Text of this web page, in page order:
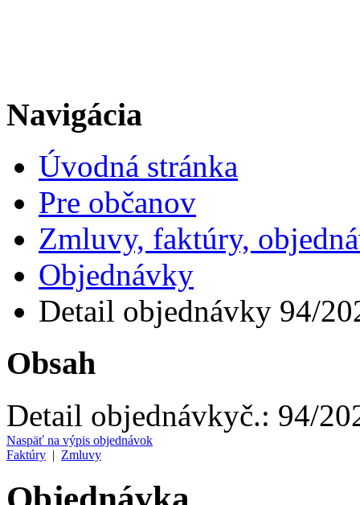
Navigácia
Úvodná stránka
Pre občanov
Zmluvy, faktúry,
Objednávky
Detail objednávky 94/
Obsah
Detail objednávkyč.: 94/
Naspäť na výpis objednávok
Faktúry | Zmluvy